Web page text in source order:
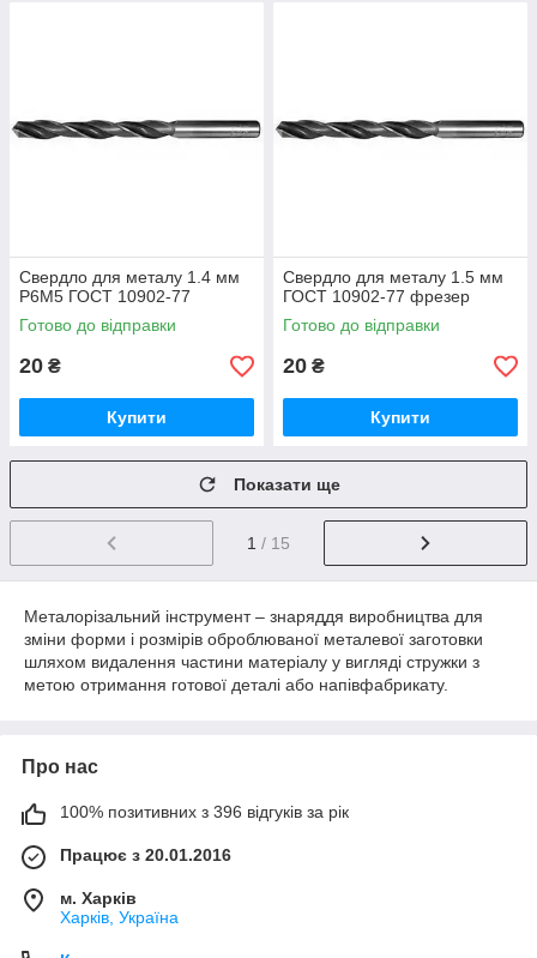
Свердло для металу 1.4 мм
Р6М5 ГОСТ 10902-77
Готово до відправки
20 ₴
Купити
Свердло для металу 1.5 мм
ГОСТ 10902-77 фрезер
Готово до відправки
20 ₴
Купити
Показати ще
1 / 15
Металорізальний інструмент – знаряддя виробництва для
зміни форми і розмірів оброблюваної металевої заготовки
шляхом видалення частини матеріалу у вигляді стружки з
метою отримання готової деталі або напівфабрикату.
Про нас
100% позитивних з 396 відгуків за рік
Працює з 20.01.2016
м. Харків
Харків, Україна